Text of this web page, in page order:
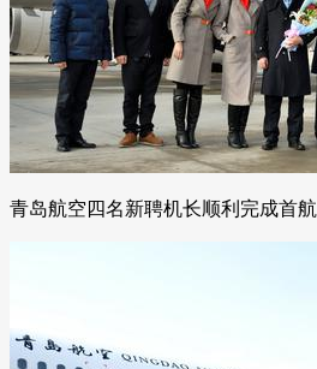
青岛航空四名新聘机长顺利完成首航